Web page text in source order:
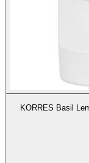
KORRES Basil